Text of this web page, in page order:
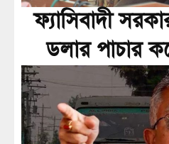
ফ্যাসিবাদী
ডলার পাচার